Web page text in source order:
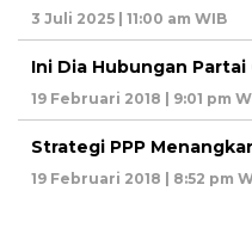
3 Juli 2025 | 11:00 am WIB
Ini Dia Hubungan
19 Februari 2018 | 9:01 pm
Strategi PPP
19 Februari 2018 | 8:52 pm